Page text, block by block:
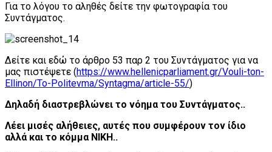
Για το λόγου το αληθές δείτε την φωτογραφία του
Συντάγματος.
Δείτε και εδώ το άρθρο 53 παρ 2 του Συντάγματος για να
μας πιστέψετε (https://www.hellenicparliament.gr/Vouli-ton-
Ellinon/To-Politevma/Syntagma/article-55/)
Δηλαδή διαστρεβλώνει το νόημα του Συντάγματος..
Λέει μισές αλήθειες, αυτές που συμφέρουν τον ίδιο
αλλά και το κόμμα ΝΙΚΗ..